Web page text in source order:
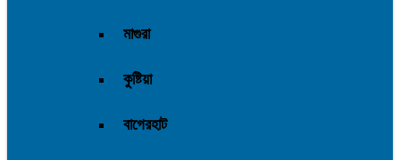
মাগুরা
কুষ্টিয়া
বাগেরহাট